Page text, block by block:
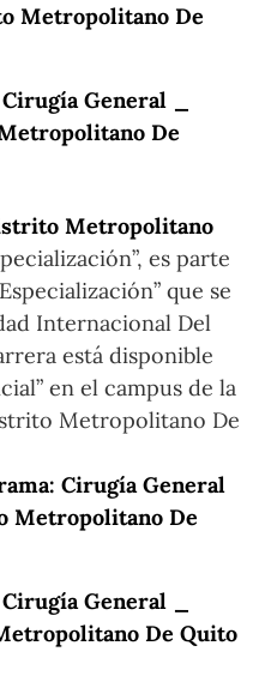
Metropolitano De
General _
De
Metropolitano
es parte
que se
Internacional Del
está disponible
en el campus de la
Metropolitano De
Cirugía General
Metropolitano De
General _
De Quito